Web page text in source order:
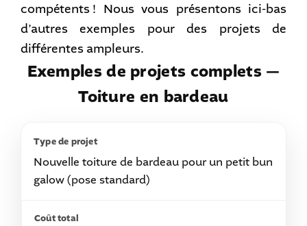
compétents ! Nous vous présentons ici-bas
d’autres exemples pour des projets de
différentes ampleurs.
Exemples de projets complets —
Toiture en bardeau
Nouvelle toiture de bardeau pour un petit bun
galow (pose standard)